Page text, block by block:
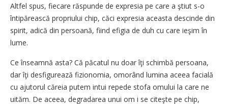
Altfel spus, fiecare răspunde de expresia pe care a ştiut s-o
întipărească propriului chip, căci expresia aceasta descinde din
spirit, adică din persoană, fiind efigia de duh cu care ieşim în
lume.
Ce înseamnă asta? Că păcatul nu doar îţi schimbă persoana,
dar îţi desfigurează fizionomia, omorând lumina aceea facială
cu ajutorul căreia putem intui repede stofa omului la care ne
uităm. De aceea, degradarea unui om i se citeşte pe chip,